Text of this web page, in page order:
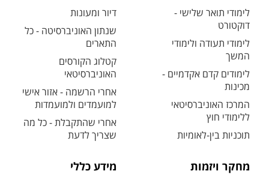
לימודי תואר שלישי -
דוקטורט
לימודי תעודה ולימודי
המשך
לימודים קדם אקדמיים -
מכינות
המרכז האוניברסיטאי
ללימודי חוץ
תוכניות בין-לאומיות
דיור ומעונות
שנתון האוניברסיטה - כל
התארים
קטלוג הקורסים
האוניברסיטאי
אחרי הרשמה - אזור אישי
למועמדים ולמועמדות
אחרי שהתקבלת - כל מה
שצריך לדעת
מחקר ויזמות מידע כללי